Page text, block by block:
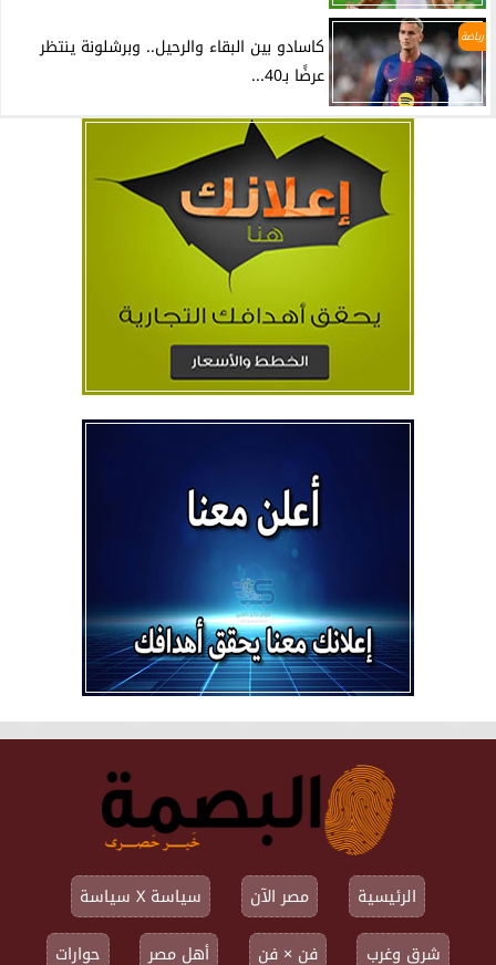
رياضة
كاسادو بين البقاء والرحيل.. وبرشلونة ينتظر
عرضًا بـ40...
الرئيسية مصر الآن
سياسة X سياسة
شرق وغرب
فن × فن أهل مصر حوارات